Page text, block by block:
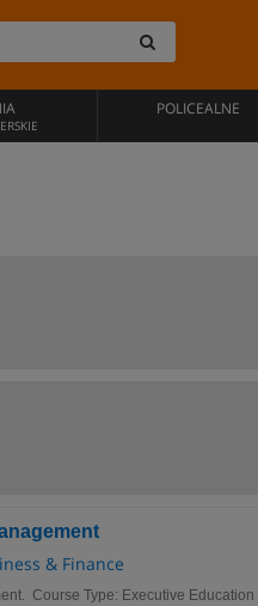
POLICEALNE
& Finance
Course Type: Executive